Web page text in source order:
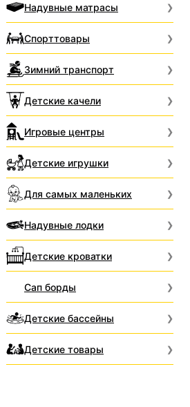
Надувные матрасы
Спорттовары
Зимний транспорт
Детские качели
Игровые центры
Детские игрушки
Для самых маленьких
Надувные лодки
Детские кроватки
Сап борды
Детские бассейны
Детские товары